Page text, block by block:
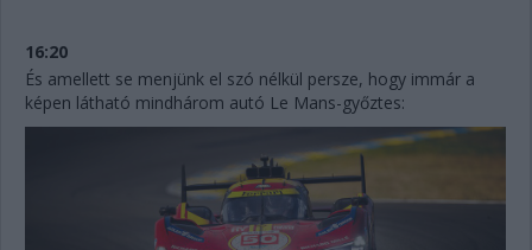
16:20
És amellett se menjünk el szó nélkül persze, hogy immár a
képen látható mindhárom autó Le Mans-győztes: